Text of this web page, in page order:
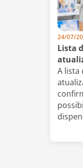
24/07/
Lista
A lista